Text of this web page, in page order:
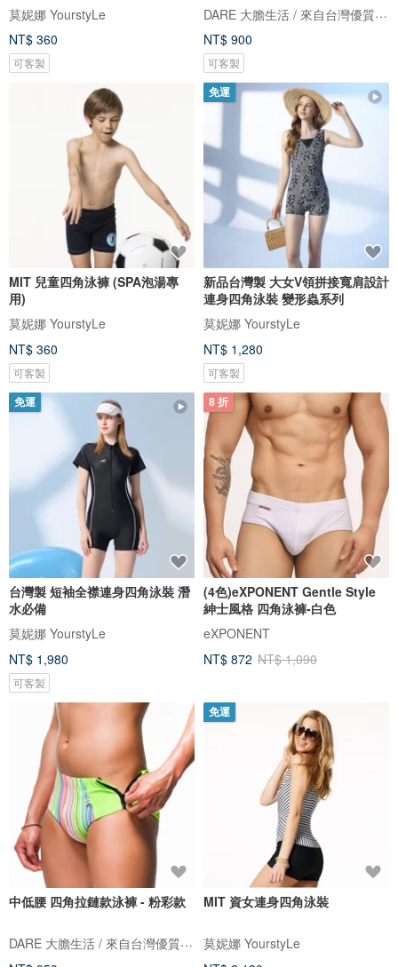
莫妮娜 YourstyLe
NT$ 360
可客製
DARE 大膽生活 / 來自台灣優質男性內著
NT$ 900
可客製
MIT 兒童四角泳褲 (SPA泡湯專
用)
莫妮娜 YourstyLe
NT$ 360
可客製
免運
新品台灣製 大女V領拼接寬肩設計
連身四角泳裝 變形蟲系列
莫妮娜 YourstyLe
NT$ 1,280
可客製
免運
台灣製 短袖全襟連身四角泳裝 潛
水必備
莫妮娜 YourstyLe
NT$ 1,980
可客製
8 折
(4色)eXPONENT Gentle Style
紳士風格 四角泳褲-白色
eXPONENT
NT$ 872 NT$ 1,090
中低腰 四角拉鏈款泳褲 - 粉彩款
DARE 大膽生活 / 來自台灣優質男性內著
免運
MIT 資女連身四角泳裝
莫妮娜 YourstyLe